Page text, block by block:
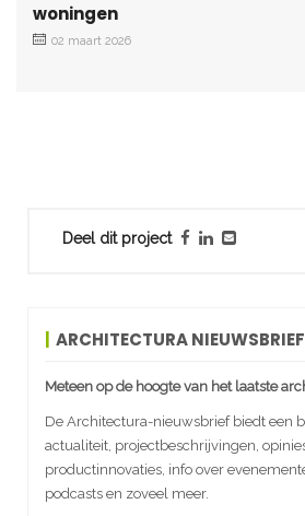
Deel dit project
ARCHITECTURA NIEUWSBRIEF
Meteen op de hoogte van het laatste
De Architectura-nieuwsbrief biedt een
actualiteit, projectbeschrijvingen,
productinnovaties, info over
podcasts en zoveel meer.
woningen
02 maart 2026